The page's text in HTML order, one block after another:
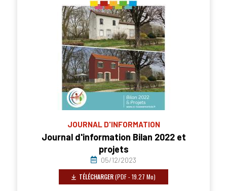
JOURNAL D'INFORMATION
Journal d'information Bilan 2022 et
projets
05/12/2023
TÉLÉCHARGER(PDF - 19.27 Mo)